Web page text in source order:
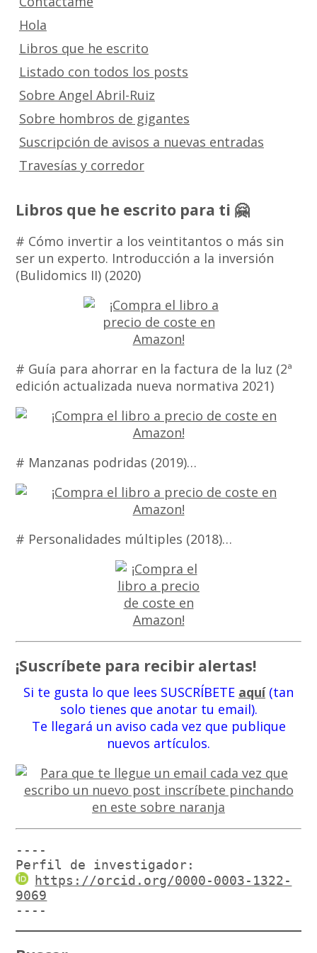
Hola
Libros que he escrito
Listado con todos los posts
Sobre Angel Abril-Ruiz
Sobre hombros de gigantes
Suscripción de avisos a nuevas entradas
Travesías y corredor
Libros que he escrito para ti 🤗
# Cómo invertir a los veintitantos o más sin
ser un experto. Introducción a la inversión
(Bulidomics II) (2020)
# Guía para ahorrar en la factura de la luz (2ª
edición actualizada nueva normativa 2021)
# Manzanas podridas (2019)…
# Personalidades múltiples (2018)…
¡Suscríbete para recibir alertas!
Si te gusta lo que lees SUSCRÍBETE aquí(tan
solo tienes que anotar tu email).
Te llegará un aviso cada vez que publique
nuevos artículos.
----
Perfil de investigador:
https://orcid.org/0000-0003-1322-
9069
----